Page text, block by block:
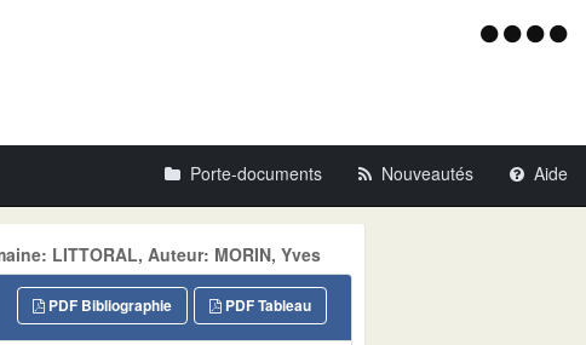
Menu
Porte-documents Nouveautés Aide
LITTORAL, Auteur: MORIN, Yves
PDF Tableau
PDF Bibliographie